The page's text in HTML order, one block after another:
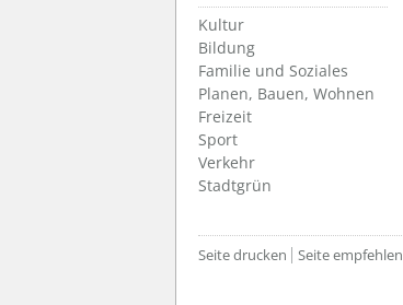
Kultur
Bildung
Familie und Soziales
Planen, Bauen, Wohnen
Freizeit
Sport
Verkehr
Stadtgrün
Seite drucken Seite empfehlen